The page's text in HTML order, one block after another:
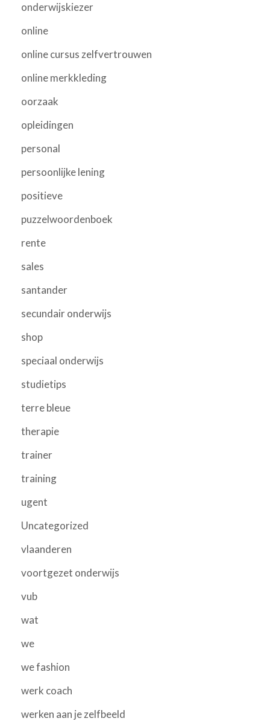
onderwijskiezer
online
online cursus zelfvertrouwen
online merkkleding
oorzaak
opleidingen
personal
persoonlijke lening
positieve
puzzelwoordenboek
rente
sales
santander
secundair onderwijs
shop
speciaal onderwijs
studietips
terre bleue
therapie
trainer
training
ugent
Uncategorized
vlaanderen
voortgezet onderwijs
vub
wat
we
we fashion
werk coach
werken aan je zelfbeeld